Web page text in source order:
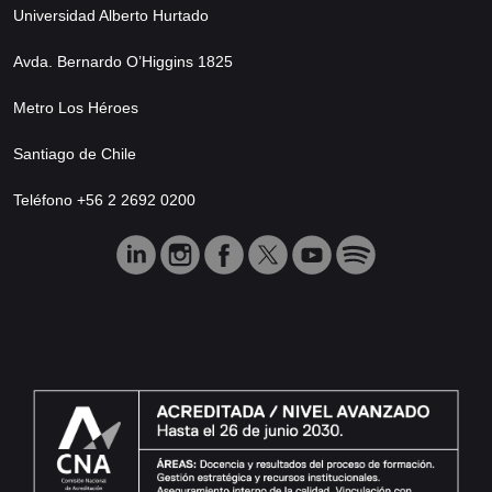
Universidad Alberto Hurtado
Avda. Bernardo O’Higgins 1825
Metro Los Héroes
Santiago de Chile
Teléfono +56 2 2692 0200